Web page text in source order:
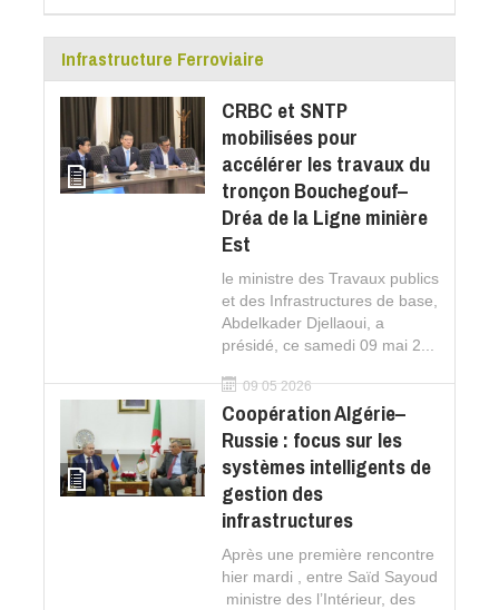
Infrastructure Ferroviaire
CRBC et SNTP
mobilisées pour
accélérer les travaux du
tronçon Bouchegouf–
Dréa de la Ligne minière
Est
le ministre des Travaux publics
et des Infrastructures de base,
Abdelkader Djellaoui, a
présidé, ce samedi 09 mai 2...
09 05 2026
Coopération Algérie–
Russie : focus sur les
systèmes intelligents de
gestion des
infrastructures
Après une première rencontre
hier mardi , entre Saïd Sayoud
ministre des l’Intérieur, des